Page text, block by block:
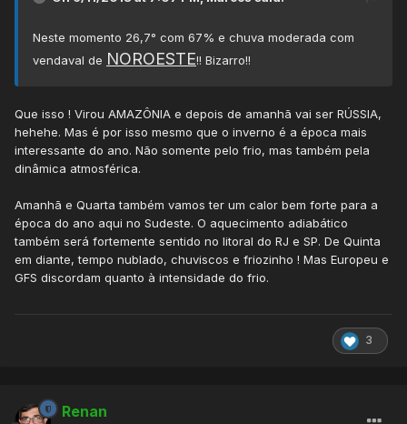
Neste momento 26,7° com 67% e chuva moderada com
vendaval de NOROESTE!! Bizarro!!
Que isso ! Virou AMAZÔNIA e depois de amanhã vai ser RÚSSIA,
hehehe. Mas é por isso mesmo que o inverno é a época mais
interessante do ano. Não somente pelo frio, mas também pela
dinâmica atmosférica.
Amanhã e Quarta também vamos ter um calor bem forte para a
época do ano aqui no Sudeste. O aquecimento adiabático
também será fortemente sentido no litoral do RJ e SP. De Quinta
em diante, tempo nublado, chuviscos e friozinho ! Mas Europeu e
GFS discordam quanto à intensidade do frio.
3
Renan